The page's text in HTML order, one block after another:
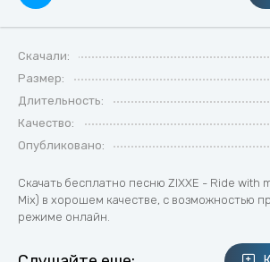
Скачали:
Размер:
Длительность:
Качество:
Опубликовано:
Скачать бесплатно песню ZIXXE - Ride with
Mix) в хорошем качестве, с возможностью
режиме онлайн.